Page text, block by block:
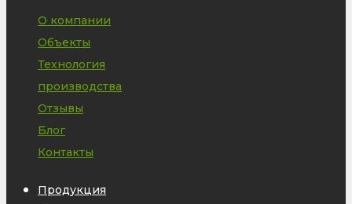
О компании
Объекты
Технология
производства
Отзывы
Блог
Контакты
Продукция